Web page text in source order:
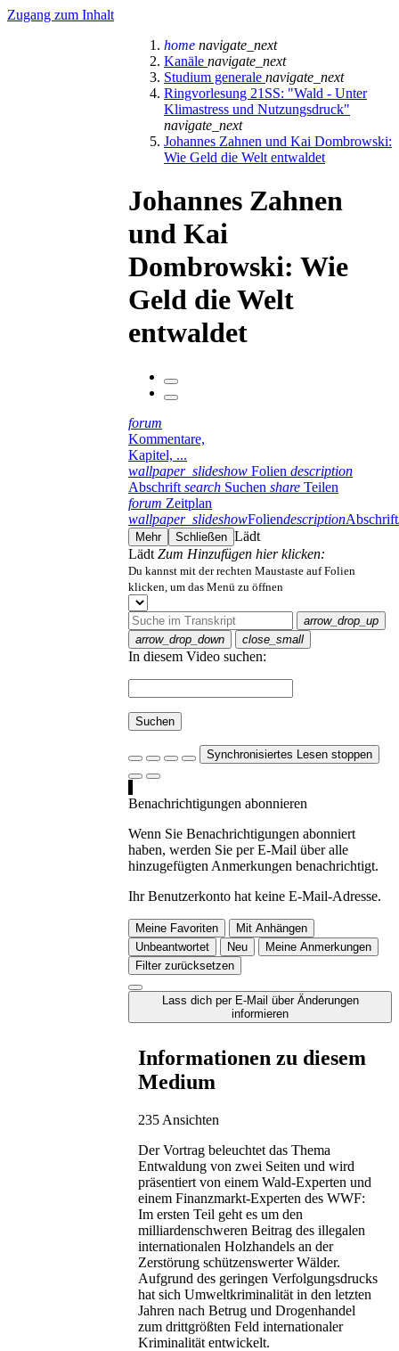
Zugang zum Inhalt
home navigate_next
Kanäle navigate_next
Studium generale navigate_next
Ringvorlesung 21SS: "Wald - Unter
Klimastress und Nutzungsdruck"
navigate_next
Johannes Zahnen und Kai Dombrowski:
Wie Geld die Welt entwaldet
Johannes Zahnen
und Kai
Dombrowski: Wie
Geld die Welt
entwaldet
forum
Kommentare,
Kapitel, ...
wallpaper_slideshow Folien description
Abschrift search Suchen share Teilen
forum Zeitplan
wallpaper_slideshowFoliendescriptionAbschrift
Mehr Schließen Lädt
Lädt Zum Hinzufügen hier klicken:
Du kannst mit der rechten Maustaste auf Folien
klicken, um das Menü zu öffnen
arrow_drop_up
arrow_drop_down
close_small
In diesem Video suchen:
Suchen
Synchronisiertes Lesen stoppen
Benachrichtigungen abonnieren
Wenn Sie Benachrichtigungen abonniert
haben, werden Sie per E-Mail über alle
hinzugefügten Anmerkungen benachrichtigt.
Ihr Benutzerkonto hat keine E-Mail-Adresse.
Meine Favoriten
Mit Anhängen
Unbeantwortet
Neu
Meine Anmerkungen
Filter zurücksetzen
Lass dich per E-Mail über Änderungen
informieren
Informationen zu diesem
Medium
235 Ansichten
Der Vortrag beleuchtet das Thema
Entwaldung von zwei Seiten und wird
präsentiert von einem Wald-Experten und
einem Finanzmarkt-Experten des WWF:
Im ersten Teil geht es um den
milliardenschweren Beitrag des illegalen
internationalen Holzhandels an der
Zerstörung schützenswerter Wälder.
Aufgrund des geringen Verfolgungsdrucks
hat sich Umweltkriminalität in den letzten
Jahren nach Betrug und Drogenhandel
zum drittgrößten Feld internationaler
Kriminalität entwickelt.